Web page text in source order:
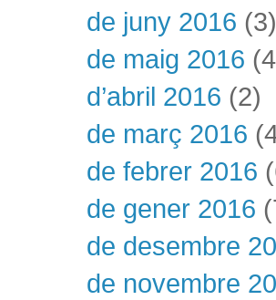
de juny 2016 (3)
de maig 2016
d’abril 2016 (2)
de març 2016
de febrer 2016
de gener 2016
de desembre
de novembre